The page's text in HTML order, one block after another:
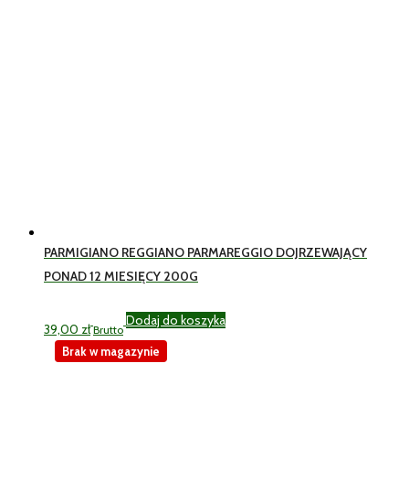
PARMIGIANO REGGIANO PARMAREGGIO DOJRZEWAJĄCY
PONAD 12 MIESIĘCY 200G
39,00 zł Brutto
Dodaj do koszyka
Brak w magazynie